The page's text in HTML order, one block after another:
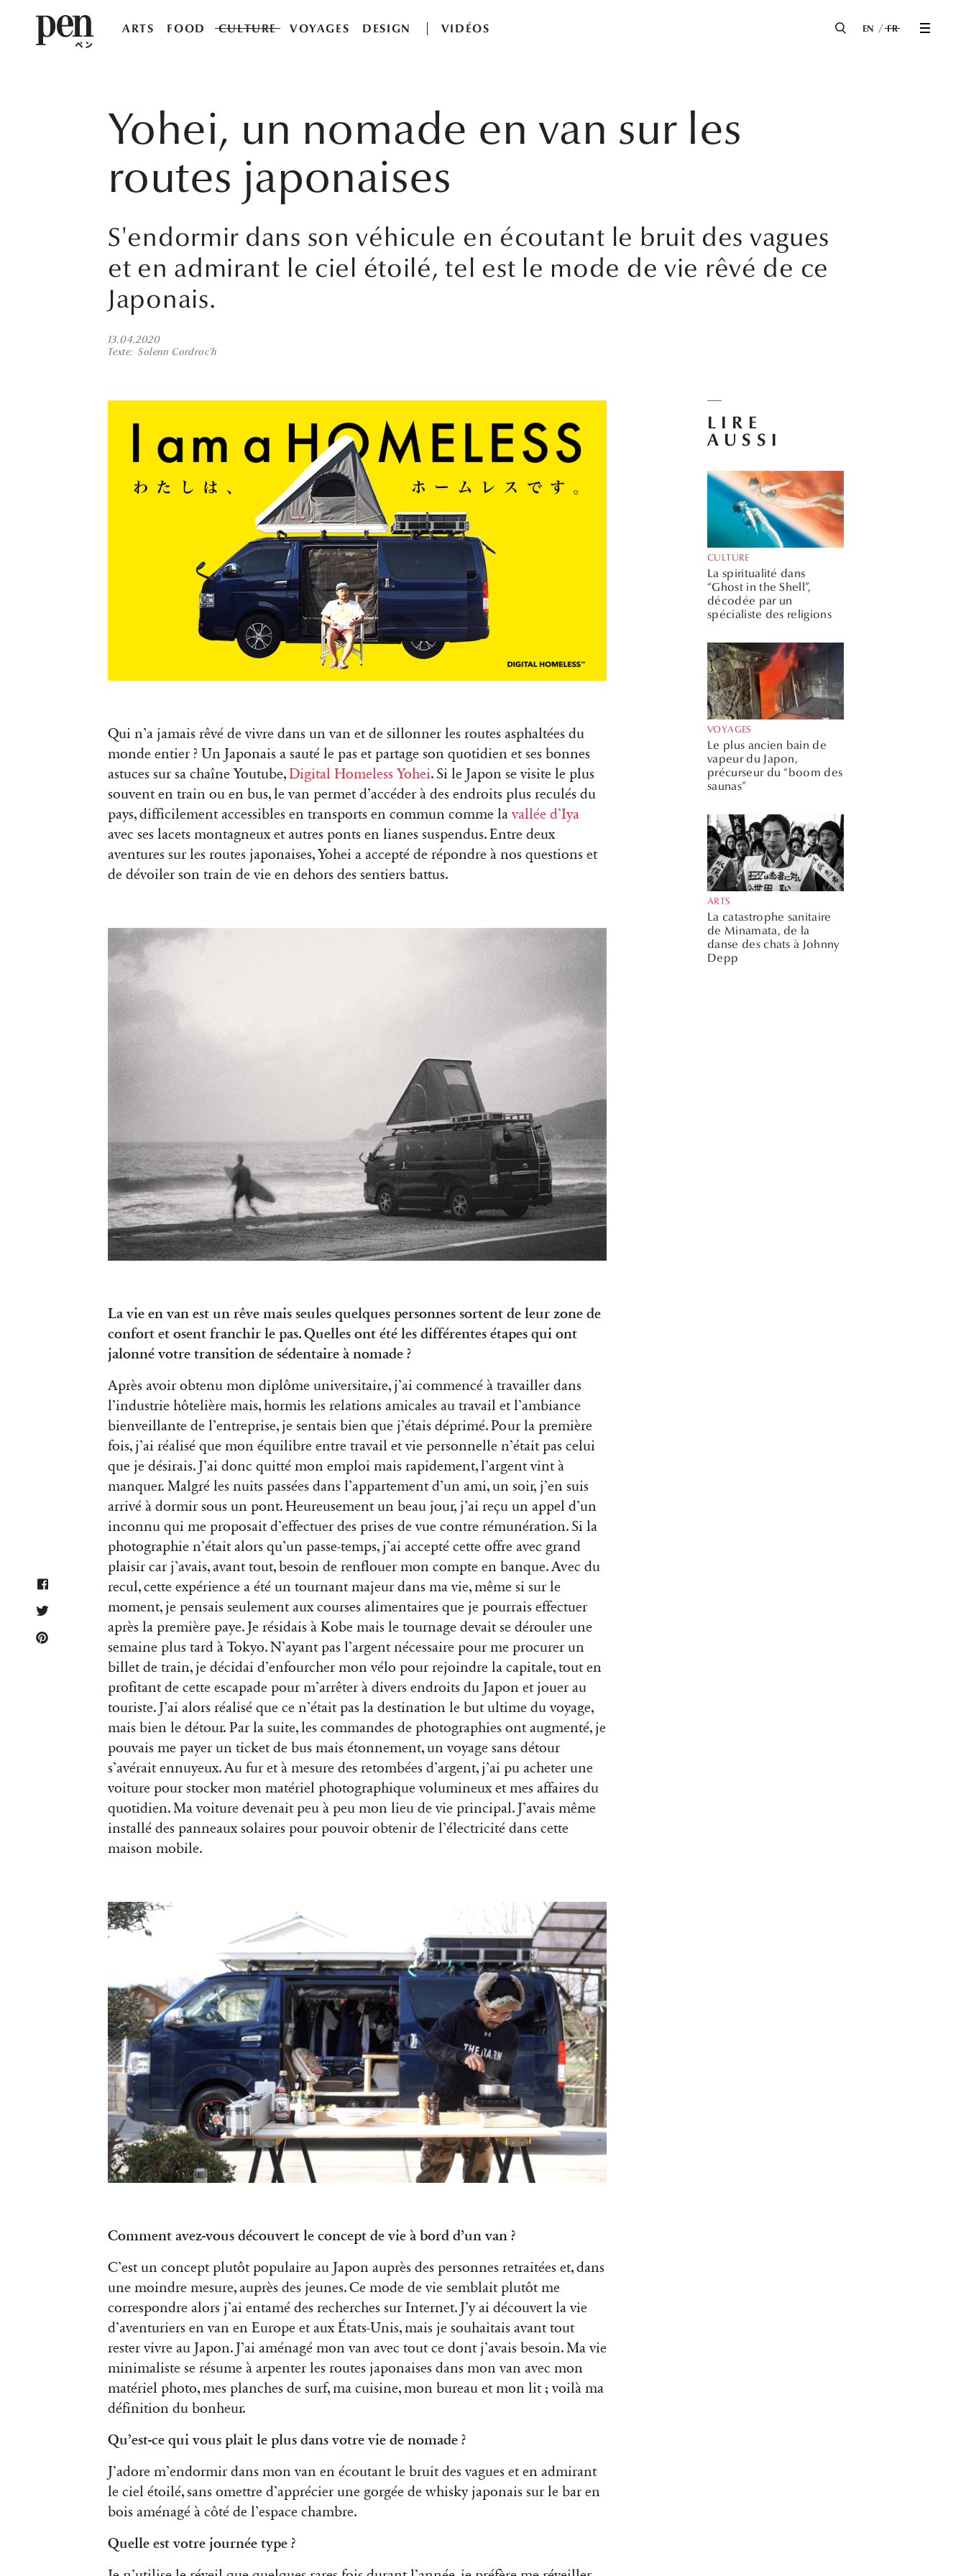
ARTS FOOD CULTURE VOYAGES DESIGN VIDÉOS EN FR
Yohei, un nomade en van sur les
routes japonaises
S'endormir dans son véhicule en écoutant le bruit des vagues
et en admirant le ciel étoilé, tel est le mode de vie rêvé de ce
Japonais.
13.04.2020
Texte
Solenn Cordroc'h
Qui n’a jamais rêvé de vivre dans un van et de sillonner les routes asphaltées du
monde entier ? Un Japonais a sauté le pas et partage son quotidien et ses bonnes
astuces sur sa chaîne Youtube, Digital Homeless Yohei. Si le Japon se visite le plus
souvent en train ou en bus, le van permet d’accéder à des endroits plus reculés du
pays, difficilement accessibles en transports en commun comme la vallée d’Iya
avec ses lacets montagneux et autres ponts en lianes suspendus. Entre deux
aventures sur les routes japonaises, Yohei a accepté de répondre à nos questions et
de dévoiler son train de vie en dehors des sentiers battus.
La vie en van est un rêve mais seules quelques personnes sortent de leur zone de
confort et osent franchir le pas. Quelles ont été les différentes étapes qui ont
jalonné votre transition de sédentaire à nomade ?
Après avoir obtenu mon diplôme universitaire, j’ai commencé à travailler dans
l’industrie hôtelière mais, hormis les relations amicales au travail et l’ambiance
bienveillante de l’entreprise, je sentais bien que j’étais déprimé. Pour la première
fois, j’ai réalisé que mon équilibre entre travail et vie personnelle n’était pas celui
que je désirais. J’ai donc quitté mon emploi mais rapidement, l’argent vint à
manquer. Malgré les nuits passées dans l’appartement d’un ami, un soir, j’en suis
arrivé à dormir sous un pont. Heureusement un beau jour, j’ai reçu un appel d’un
inconnu qui me proposait d’effectuer des prises de vue contre rémunération. Si la
photographie n’était alors qu’un passe-temps, j’ai accepté cette offre avec grand
plaisir car j’avais, avant tout, besoin de renflouer mon compte en banque. Avec du
recul, cette expérience a été un tournant majeur dans ma vie, même si sur le
moment, je pensais seulement aux courses alimentaires que je pourrais effectuer
après la première paye. Je résidais à Kobe mais le tournage devait se dérouler une
semaine plus tard à Tokyo. N’ayant pas l’argent nécessaire pour me procurer un
billet de train, je décidai d’enfourcher mon vélo pour rejoindre la capitale, tout en
profitant de cette escapade pour m’arrêter à divers endroits du Japon et jouer au
touriste. J’ai alors réalisé que ce n’était pas la destination le but ultime du voyage,
mais bien le détour. Par la suite, les commandes de photographies ont augmenté, je
pouvais me payer un ticket de bus mais étonnement, un voyage sans détour
s’avérait ennuyeux. Au fur et à mesure des retombées d’argent, j’ai pu acheter une
voiture pour stocker mon matériel photographique volumineux et mes affaires du
quotidien. Ma voiture devenait peu à peu mon lieu de vie principal. J’avais même
installé des panneaux solaires pour pouvoir obtenir de l’électricité dans cette
maison mobile.
Comment avez-vous découvert le concept de vie à bord d’un van ?
C’est un concept plutôt populaire au Japon auprès des personnes retraitées et, dans
une moindre mesure, auprès des jeunes. Ce mode de vie semblait plutôt me
correspondre alors j’ai entamé des recherches sur Internet. J’y ai découvert la vie
d’aventuriers en van en Europe et aux États-Unis, mais je souhaitais avant tout
rester vivre au Japon. J’ai aménagé mon van avec tout ce dont j’avais besoin. Ma vie
minimaliste se résume à arpenter les routes japonaises dans mon van avec mon
matériel photo, mes planches de surf, ma cuisine, mon bureau et mon lit ; voilà ma
définition du bonheur.
Qu’est-ce qui vous plait le plus dans votre vie de nomade ?
J’adore m’endormir dans mon van en écoutant le bruit des vagues et en admirant
le ciel étoilé, sans omettre d’apprécier une gorgée de whisky japonais sur le bar en
bois aménagé à côté de l’espace chambre.
Quelle est votre journée type ?
LIRE
AUSSI
CULTURE
La spiritualité dans
“Ghost in the Shell”,
décodée par un
spécialiste des religions
VOYAGES
Le plus ancien bain de
vapeur du Japon,
précurseur du “boom des
saunas”
ARTS
La catastrophe sanitaire
de Minamata, de la
danse des chats à Johnny
Depp